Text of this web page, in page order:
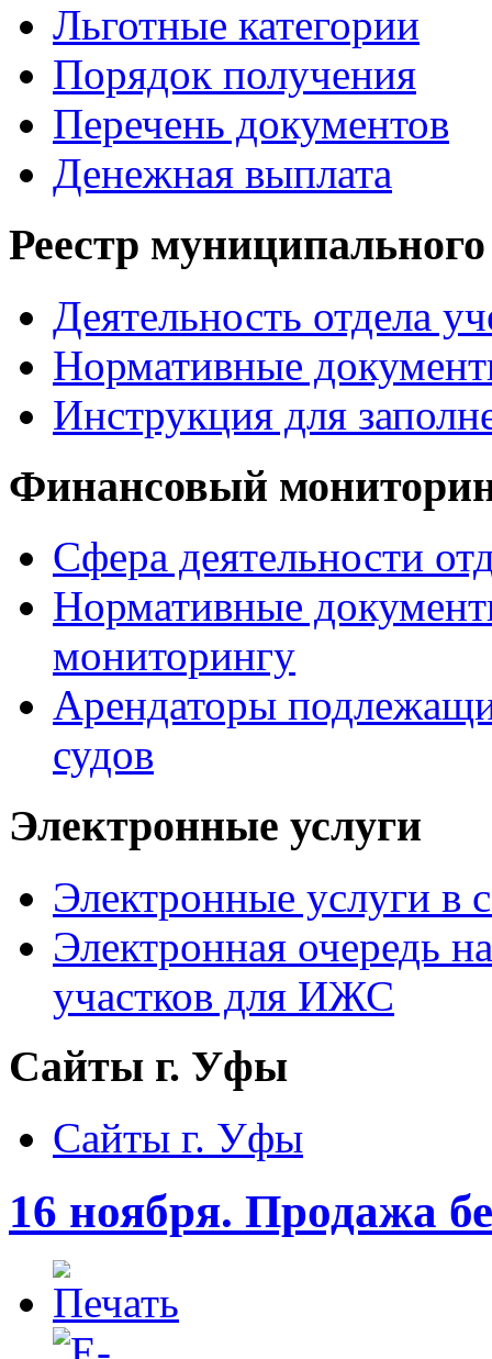
Льготные категории
Порядок получения
Перечень документов
Денежная выплата
Реестр
Деятельность отдела
Нормативные
Инструкция для
Финансовый
Сфера деятельности
Нормативные
мониторингу
Арендаторы
судов
Электронные услуги
Электронные услуги в
Электронная очередь
участков для ИЖС
Сайты г. Уфы
Сайты г. Уфы
16 ноября. Продажа